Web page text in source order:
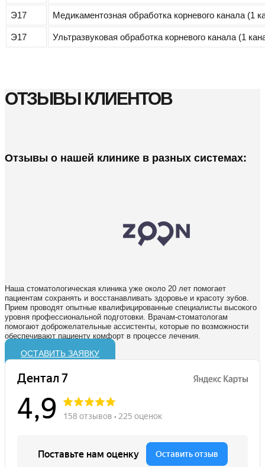
Э17 Медикаментозная обработка корневого канала (1
Э17 Ультразвуковая обработка корневого канала (1
ОТЗЫВЫ КЛИЕНТОВ
Отзывы о нашей клинике в разных системах:
Наша стоматологическая клиника уже около 20 лет помогает
пациентам сохранять и восстанавливать здоровье и красоту зубов.
Прием проводят опытные квалифицированные специалисты высокого
уровня профессиональной подготовки. Врачам-стоматологам
помогают доброжелательные ассистенты, которые по возможности
обеспечивают пациенту комфорт в процессе лечения.
ОСТАВИТЬ ЗАЯВКУ